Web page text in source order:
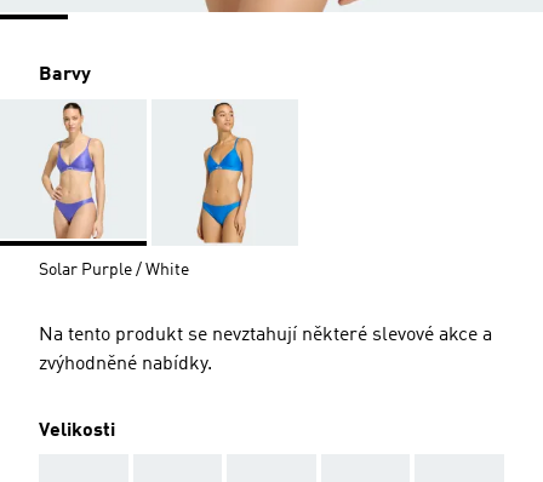
Barvy
Solar Purple / White
Na tento produkt se nevztahují některé slevové akce a
zvýhodněné nabídky.
Velikosti